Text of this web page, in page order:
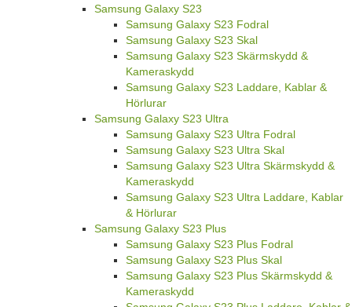
Samsung Galaxy S23
Samsung Galaxy S23 Fodral
Samsung Galaxy S23 Skal
Samsung Galaxy S23 Skärmskydd &
Kameraskydd
Samsung Galaxy S23 Laddare, Kablar &
Hörlurar
Samsung Galaxy S23 Ultra
Samsung Galaxy S23 Ultra Fodral
Samsung Galaxy S23 Ultra Skal
Samsung Galaxy S23 Ultra Skärmskydd &
Kameraskydd
Samsung Galaxy S23 Ultra Laddare, Kablar
& Hörlurar
Samsung Galaxy S23 Plus
Samsung Galaxy S23 Plus Fodral
Samsung Galaxy S23 Plus Skal
Samsung Galaxy S23 Plus Skärmskydd &
Kameraskydd